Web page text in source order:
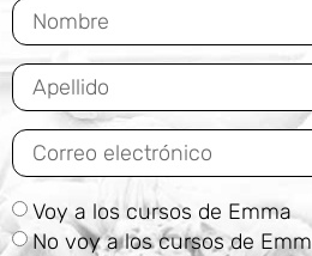
Voy a los cursos de Emma
No voy a los cursos de